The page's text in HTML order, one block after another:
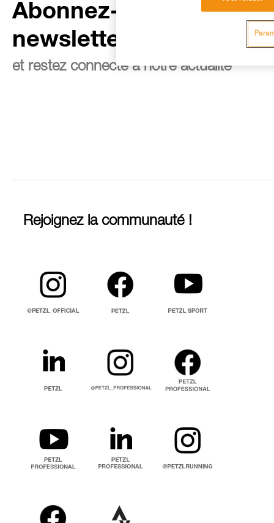
Abonnez-vous à la
newsletter
et restez connecté à notre actualité
Rejoignez la communauté !